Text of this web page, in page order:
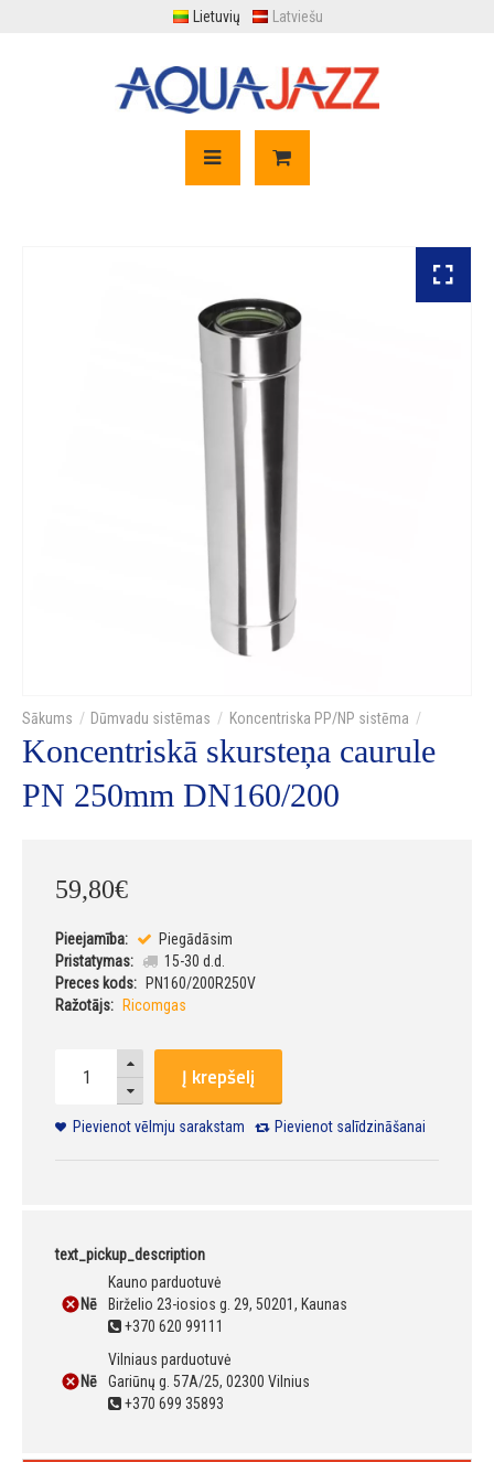
Lietuvių Latviešu
Dūmvadu sistēmas Koncentriska PP/NP sistēma
Koncentriskā skursteņa caurule
PN 250mm DN160/200
59,80€
Pieejamība:
Piegādāsim
Pristatymas:
15-30 d.d.
Preces kods:
PN160/200R250V
Ražotājs:
Ricomgas
Į krepšelį
Pievienot vēlmju sarakstam Pievienot salīdzināšanai
text_pickup_description
Nē
Kauno parduotuvė
Birželio 23-iosios g. 29, 50201, Kaunas
+370 620 99111
Nē
Vilniaus parduotuvė
Gariūnų g. 57A/25, 02300 Vilnius
+370 699 35893